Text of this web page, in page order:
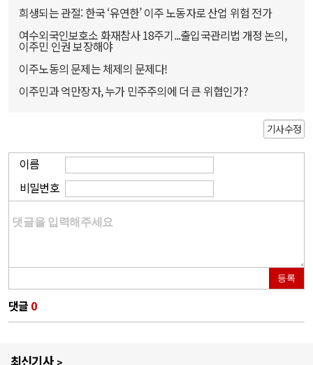
희생되는 관절: 한국 ‘유연한’ 이주 노동자로 산업 위험 전가
여수외국인보호소 화재참사 18주기...출입국관리법 개정 논의,
이주민 인권 보장해야
이주노동의 문제는 체제의 문제다!
이주민과 억만장자, 누가 민주주의에 더 큰 위협인가?
기사수정
이름
비밀번호
등록
댓글 0
최신기사